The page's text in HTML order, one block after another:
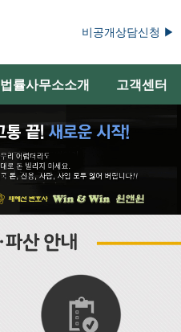
비공개상담신청 ▶
법률사무소소개 고객센터